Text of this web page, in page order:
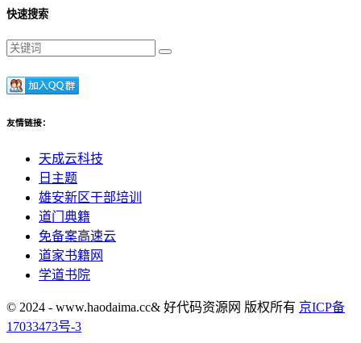
快速搜索
友情链接：
天成云科技
日主题
雄安新区干部培训
道门典籍
免备案高速云
道家书籍网
学道书院
© 2024 - www.haodaima.cc& 好代码资源网 版权所有 京ICP备
17033473号-3